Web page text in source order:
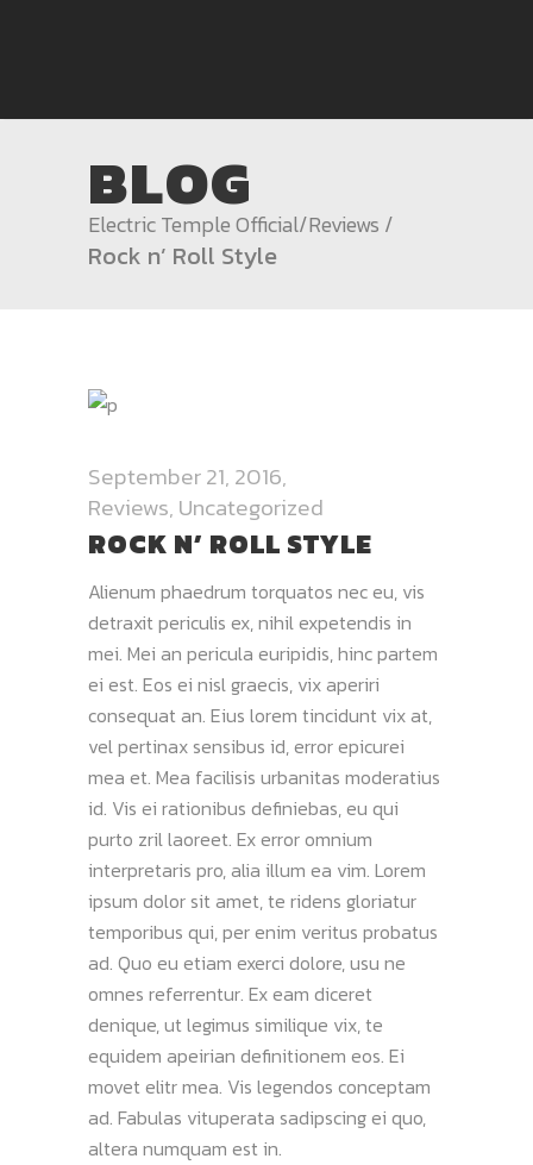
BLOG
Electric Temple Official/Reviews /
Rock n’ Roll Style
September 21, 2016
Reviews, Uncategorized
ROCK N’ ROLL STYLE
Alienum phaedrum torquatos nec eu, vis
detraxit periculis ex, nihil expetendis in
mei. Mei an pericula euripidis, hinc partem
ei est. Eos ei nisl graecis, vix aperiri
consequat an. Eius lorem tincidunt vix at,
vel pertinax sensibus id, error epicurei
mea et. Mea facilisis urbanitas moderatius
id. Vis ei rationibus definiebas, eu qui
purto zril laoreet. Ex error omnium
interpretaris pro, alia illum ea vim. Lorem
ipsum dolor sit amet, te ridens gloriatur
temporibus qui, per enim veritus probatus
ad. Quo eu etiam exerci dolore, usu ne
omnes referrentur. Ex eam diceret
denique, ut legimus similique vix, te
equidem apeirian definitionem eos. Ei
movet elitr mea. Vis legendos conceptam
ad. Fabulas vituperata sadipscing ei quo,
altera numquam est in.